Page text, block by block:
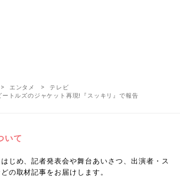
エンタメ
テレビ
トルズのジャケット再現!『スッキリ』で報告
いて
じめ、記者発表会や舞台あいさつ、出演者・ス
の取材記事をお届けします。